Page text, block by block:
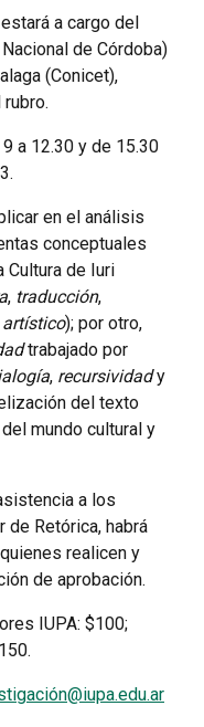
estará a cargo del
de Córdoba)
(Conicet),
a 12.30 y de 15.30
en el análisis
conceptuales
Cultura de Iuri
, traducción,
artístico); por otro,
trabajado por
, recursividady
del texto
mundo cultural y
a los
de Retórica, habrá
realicen y
de aprobación.
IUPA: $100;